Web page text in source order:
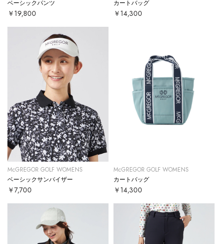
ベーシックパンツ
￥19,800
カートバッグ
￥14,300
McGREGOR GOLF WOMENS
ベーシックサンバイザー
￥7,700
McGREGOR GOLF WOMENS
カートバッグ
￥14,300